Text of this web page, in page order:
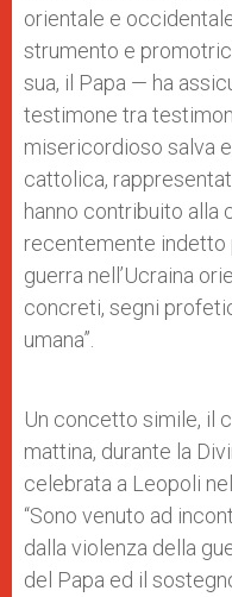
orientale e
strumento e
sua, il Papa — ha
testimone tra
misericordioso salva
cattolica,
hanno contribuito alla
recentemente
guerra nell’Ucraina
concreti, segni
umana”.
Un concetto simile, il
mattina, durante la
celebrata a Leopoli
“Sono venuto ad
dalla violenza della
del Papa ed il